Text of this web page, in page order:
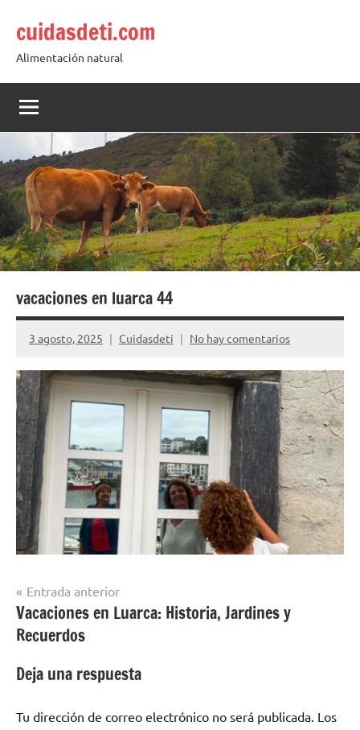
contenido
cuidasdeti.com
Alimentación natural
vacaciones en luarca 44
3 agosto, 2025 Cuidasdeti No hay comentarios
Navegación
de
entradas
Entrada anterior
Vacaciones en Luarca: Historia, Jardines y
Recuerdos
Deja una respuesta
Tu dirección de correo electrónico no será publicada. Los